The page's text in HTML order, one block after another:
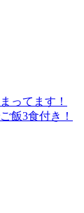
ってます！
飯3食付き！